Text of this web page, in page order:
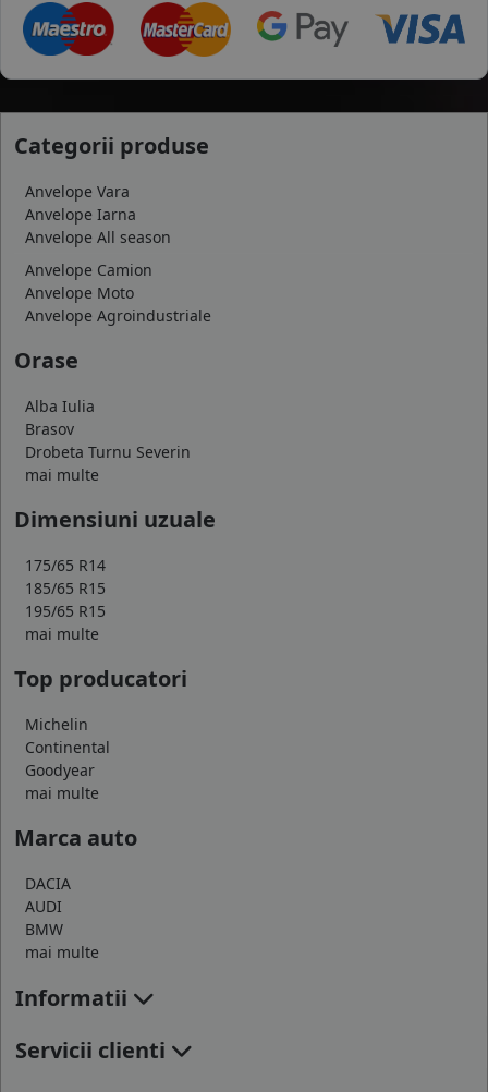
Categorii produse
Anvelope Vara
Anvelope Iarna
Anvelope All season
Anvelope Camion
Anvelope Moto
Anvelope Agroindustriale
Orase
Alba Iulia
Brasov
Drobeta Turnu Severin
mai multe
Dimensiuni uzuale
175/65 R14
185/65 R15
195/65 R15
mai multe
Top producatori
Michelin
Continental
Goodyear
mai multe
Marca auto
DACIA
AUDI
BMW
mai multe
Informatii
Servicii clienti